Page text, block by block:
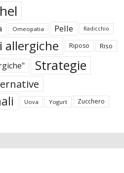
Omeopatia Pelle Radicchio
allergiche Riposo Riso
Strategie
Uova Yogurt Zucchero